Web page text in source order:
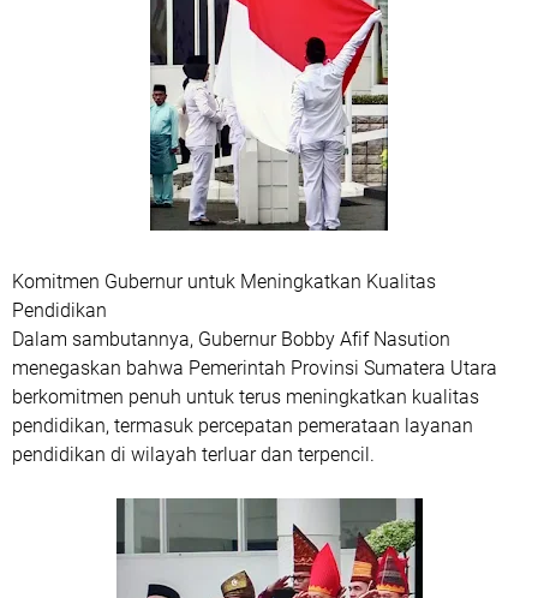
Komitmen Gubernur untuk Meningkatkan Kualitas
Pendidikan
Dalam sambutannya, Gubernur Bobby Afif Nasution
menegaskan bahwa Pemerintah Provinsi Sumatera Utara
berkomitmen penuh untuk terus meningkatkan kualitas
pendidikan, termasuk percepatan pemerataan layanan
pendidikan di wilayah terluar dan terpencil.